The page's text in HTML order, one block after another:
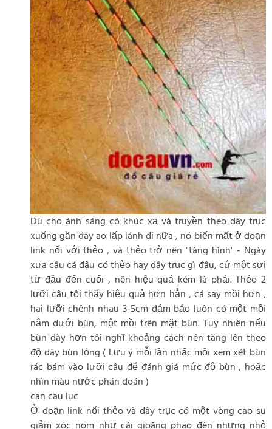
Dù cho ánh sáng có khúc xạ và truyền theo dây trục
xuống gần đáy ao lấp lánh đi nữa , nó biến mất ở đoạn
link nối với thẻo , và thẻo trở nên "tàng hình" - Ngày
xưa câu cá đâu có thẻo hay dây trục gì đâu, cứ một sợi
từ đầu đến cuối , nên hiệu quả kém là phải. Thẻo 2
lưỡi câu tôi thấy hiệu quả hơn hẳn , cá say mồi hơn ,
hai lưỡi chênh nhau 3-5cm đảm bảo luôn có một mồi
nằm dưới bùn, một mồi trên mặt bùn. Tuy nhiên nếu
bùn dày hơn tôi nghĩ khoảng cách nên tăng lên theo
độ dày bùn lỏng ( Lưu ý mỗi lần nhấc mồi xem xét bùn
rác bám vào lưỡi câu để đánh giá mức độ bùn , hoặc
nhìn màu nước phán đoán )
can cau luc
Ở đoạn link nối thẻo và dây trục có một vòng cao su